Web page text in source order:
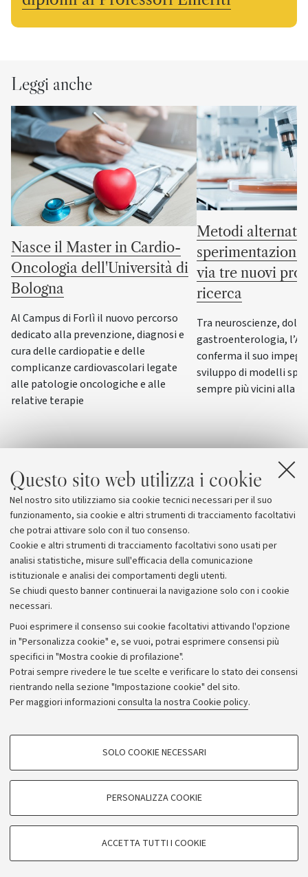
Questo sito web utilizza i cookie
Nel nostro sito utilizziamo sia cookie tecnici necessari per il suo
funzionamento, sia cookie e altri strumenti di tracciamento facoltativi
che potrai attivare solo con il tuo consenso.
Cookie e altri strumenti di tracciamento facoltativi sono usati per
analisi statistiche, misure sull'efficacia della comunicazione
istituzionale e analisi dei comportamenti degli utenti.
Se chiudi questo banner continuerai la navigazione solo con i cookie
necessari.
Puoi esprimere il consenso sui cookie facoltativi attivando l'opzione
in "Personalizza cookie" e, se vuoi, potrai esprimere consensi più
specifici in "Mostra cookie di profilazione".
Potrai sempre rivedere le tue scelte e verificare lo stato dei consensi
rientrando nella sezione "Impostazione cookie" del sito.
Per maggiori informazioni consulta la nostra Cookie policy.
COOKIE DI PROFILAZIONE - FACOLTATIVI
COOKIE TECNICI - NECESSARI
Si tratta di cookie tecnici utilizzati, a titolo esemplificativo, per il corretto
SOLO COOKIE NECESSARI
PERSONALIZZA COOKIE
ACCETTA TUTTI I COOKIE
Leggi anche
Nasce il Master in Cardio-
Oncologia dell'Università di
Bologna
Al Campus di Forlì il nuovo percorso
dedicato alla prevenzione, diagnosi e
cura delle cardiopatie e delle
complicanze cardiovascolari legate
alle patologie oncologiche e alle
relative terapie
Metodi
via tre nuovi
ricerca
Tra neuroscienze,
gastroenterologia,
conferma il suo
sviluppo di modelli
sempre più vicini alla
Archivio
Comunicati stampa
Redazione
Rassegna stampa
© Copyright 2026 - ALMA MATER STUDIORUM - Università di
Bologna - Via Zamboni, 33 - 40126 Bologna - PI: 01131710376 -
CF: 80007010376
Privacy
Note legali Impostazioni Cookie